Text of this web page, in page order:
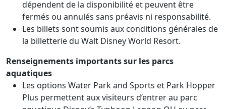
dépendent de la disponibilité et peuvent être
fermés ou annulés sans préavis ni responsabilité.
Les billets sont soumis aux conditions générales de
la billetterie du Walt Disney World Resort.
Renseignements importants sur les parcs
aquatiques
Les options Water Park and Sports et Park Hopper
Plus permettent aux visiteurs d’entrer au parc